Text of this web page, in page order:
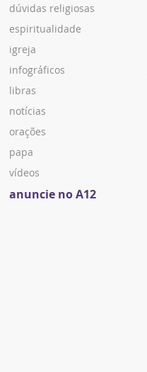
dúvidas religiosas
espiritualidade
igreja
infográficos
libras
notícias
orações
papa
vídeos
anuncie no A12